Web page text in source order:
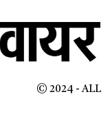
© 2024 - ALL